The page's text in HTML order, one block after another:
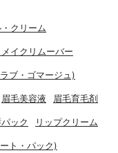
クリーム
イクリムーバー
ブ・ゴマージュ)
眉毛美容液 眉毛育毛剤
ック リップクリーム
ト・パック)